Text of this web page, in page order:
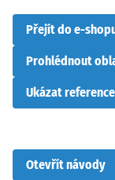
Přejít do e-
Prohlédnout
Ukázat reference
Otevřít návody